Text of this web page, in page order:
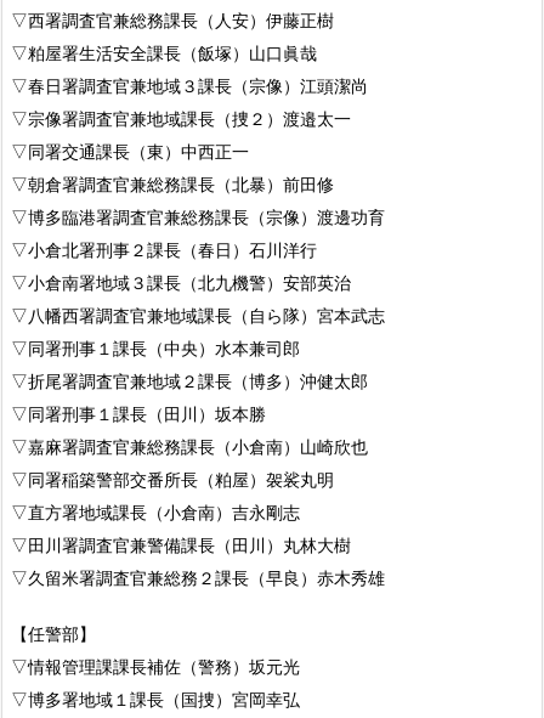
▽西署調査官兼総務課長（人安）伊藤正樹
▽粕屋署生活安全課長（飯塚）山口眞哉
▽春日署調査官兼地域３課長（宗像）江頭潔尚
▽宗像署調査官兼地域課長（捜２）渡邉太一
▽同署交通課長（東）中西正一
▽朝倉署調査官兼総務課長（北暴）前田修
▽博多臨港署調査官兼総務課長（宗像）渡邊功育
▽小倉北署刑事２課長（春日）石川洋行
▽小倉南署地域３課長（北九機警）安部英治
▽八幡西署調査官兼地域課長（自ら隊）宮本武志
▽同署刑事１課長（中央）水本兼司郎
▽折尾署調査官兼地域２課長（博多）沖健太郎
▽同署刑事１課長（田川）坂本勝
▽嘉麻署調査官兼総務課長（小倉南）山崎欣也
▽同署稲築警部交番所長（粕屋）袈裟丸明
▽直方署地域課長（小倉南）吉永剛志
▽田川署調査官兼警備課長（田川）丸林大樹
▽久留米署調査官兼総務２課長（早良）赤木秀雄
【任警部】
▽情報管理課課長補佐（警務）坂元光
▽博多署地域１課長（国捜）宮岡幸弘